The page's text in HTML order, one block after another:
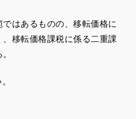
はあるものの、移転価格に
移転価格課税に係る二重課